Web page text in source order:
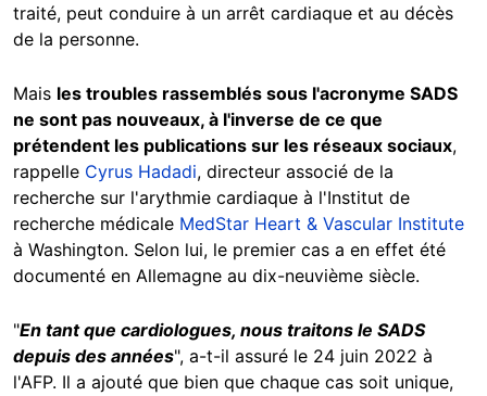
traité, peut conduire à un arrêt cardiaque et au décès
de la personne.
Mais les troubles rassemblés sous l'acronyme SADS
ne sont pas nouveaux, à l'inverse de ce que
prétendent les publications sur les réseaux sociaux,
rappelle Cyrus Hadadi, directeur associé de la
recherche sur l'arythmie cardiaque à l'Institut de
recherche médicale MedStar Heart & Vascular Institute
à Washington. Selon lui, le premier cas a en effet été
documenté en Allemagne au dix-neuvième siècle.
"En tant que cardiologues, nous traitons le SADS
depuis des années", a-t-il assuré le 24 juin 2022 à
l'AFP. Il a ajouté que bien que chaque cas soit unique,